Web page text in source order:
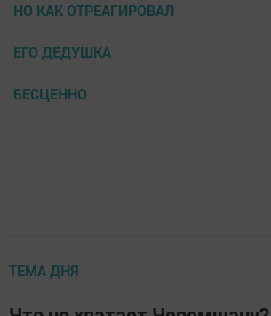
НО КАК ОТРЕАГИРОВАЛ
ЕГО ДЕДУШКА
БЕСЦЕННО
ТЕМА ДНЯ